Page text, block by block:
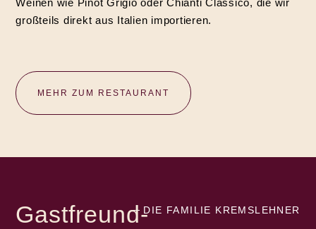
Weinen wie Pinot Grigio oder Chianti Classico, die wir
großteils direkt aus Italien importieren.
MEHR ZUM RESTAURANT
DIE FAMILIE KREMSLEHNER
Gastfreund­